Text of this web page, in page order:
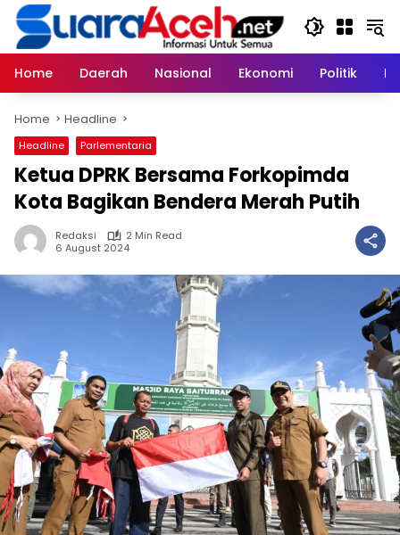
Skip
content
Home
Daerah Nasional Ekonomi Politik
Home Headline
Headline Parlementaria
Ketua DPRK Bersama Forkopimda
Kota Bagikan Bendera Merah Putih
Redaksi
2 Min Read
6 August 2024